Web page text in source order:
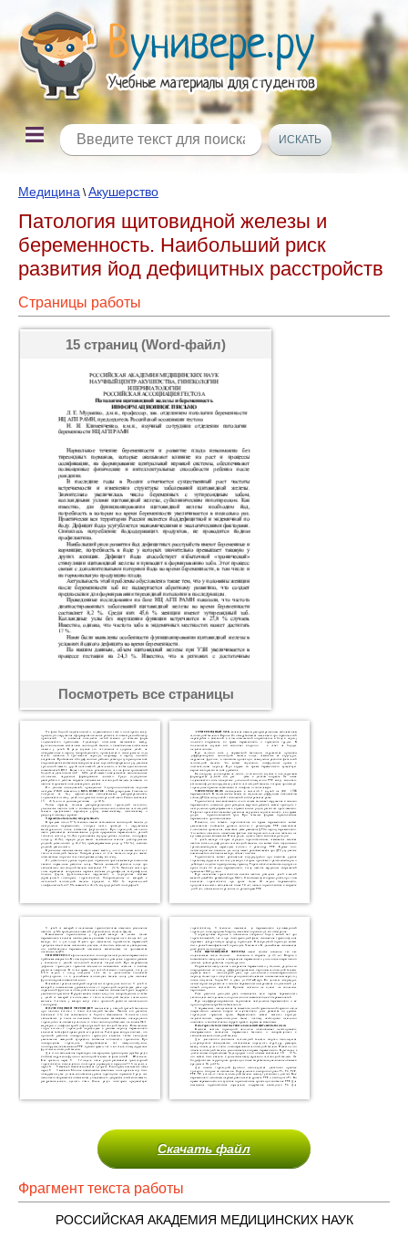
Медицина \Акушерство
Патология щитовидной железы и
беременность. Наибольший риск
развития йод дефицитных расстройств
Страницы работы
15 страниц (Word-файл)
Посмотреть все страницы
Скачать файл
Фрагмент текста работы
РОССИЙСКАЯ АКАДЕМИЯ МЕДИЦИНСКИХ НАУК